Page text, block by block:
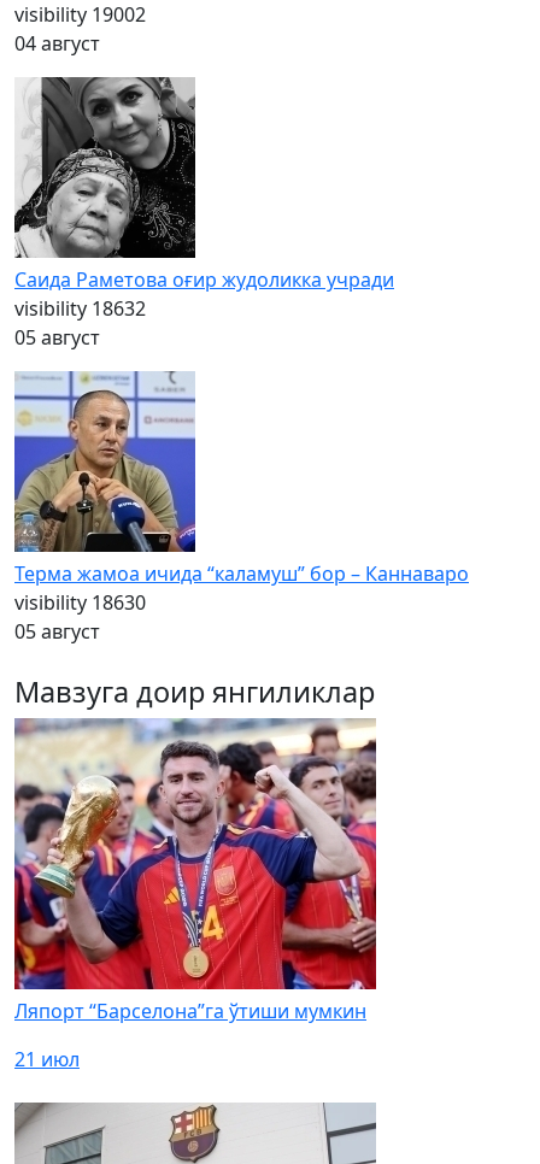
visibility 19002
04 август
Саида Раметова оғир жудоликка учради
visibility 18632
05 август
Терма жамоа ичида “каламуш” бор – Каннаваро
visibility 18630
05 август
Мавзуга доир янгиликлар
Ляпорт “Барселона”га ўтиши мумкин
21 июл